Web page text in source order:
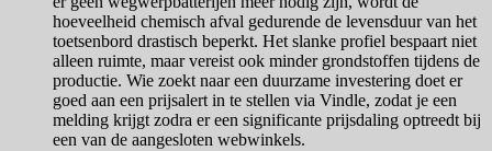
hoeveelheid chemisch afval gedurende de levensduur van het
toetsenbord drastisch beperkt. Het slanke profiel bespaart niet
alleen ruimte, maar vereist ook minder grondstoffen tijdens de
productie. Wie zoekt naar een duurzame investering doet er
goed aan een prijsalert in te stellen via Vindle, zodat je een
melding krijgt zodra er een significante prijsdaling optreedt bij
een van de aangesloten webwinkels.